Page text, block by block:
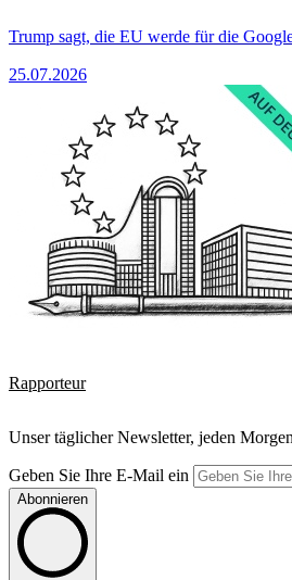
Trump sagt, die EU werde für die
25.07.2026
Rapporteur
Unser täglicher Newsletter, jeden
Geben Sie Ihre E-Mail ein
Abonnieren